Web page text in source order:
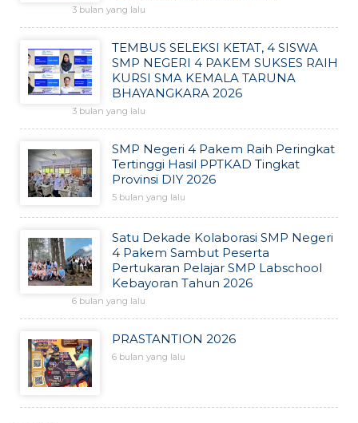
3 bulan yang lalu
TEMBUS SELEKSI KETAT, 4 SISWA
SMP NEGERI 4 PAKEM SUKSES RAIH
KURSI SMA KEMALA TARUNA
BHAYANGKARA 2026
3 bulan yang lalu
SMP Negeri 4 Pakem Raih Peringkat
Tertinggi Hasil PPTKAD Tingkat
Provinsi DIY 2026
5 bulan yang lalu
Satu Dekade Kolaborasi SMP Negeri
4 Pakem Sambut Peserta
Pertukaran Pelajar SMP Labschool
Kebayoran Tahun 2026
6 bulan yang lalu
PRASTANTION 2026
6 bulan yang lalu